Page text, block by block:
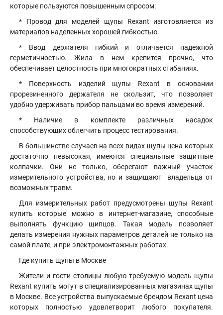
которые пользуются повышенным спросом:
* Провод для моделей щупы Rexant изготовляется из
материалов наделенных хорошей гибкостью.
* Ввод держателя гибкий и отличается надежной
герметичностью. Жила в нем крепится прочно, что
обеспечивает целостность при многократных сгибаниях.
* Поверхность изделий щупы Rexant в основании
прорезиненного держателя не скользит, что позволяет
удобно удерживать прибор пальцами во время измерений.
* Наличие в комплекте различных насадок
способствующих облегчить процесс тестирования.
В большинстве случаев на всех видах щупы цена которых
достаточно невысокая, имеются специальные защитные
колпачки. Они не только, оберегают важный участок
измерительного устройства, но и защищают владельца от
возможных травм.
Для измерительных работ предусмотрены щупы Rexant
купить которые можно в интернет-магазине, способные
выполнять функцию щипцов. Такая модель позволяет
делать измерения нужных параметров деталей не только на
самой плате, и при электромонтажных работах.
Где купить щупы в Москве
Жители и гости столицы любую требуемую модель щупы
Rexant купить могут в специализированных магазинах щупы
в Москве. Все устройства выпускаемые брендом Rexant цена
которых полностью удовлетворит любого покупателя.